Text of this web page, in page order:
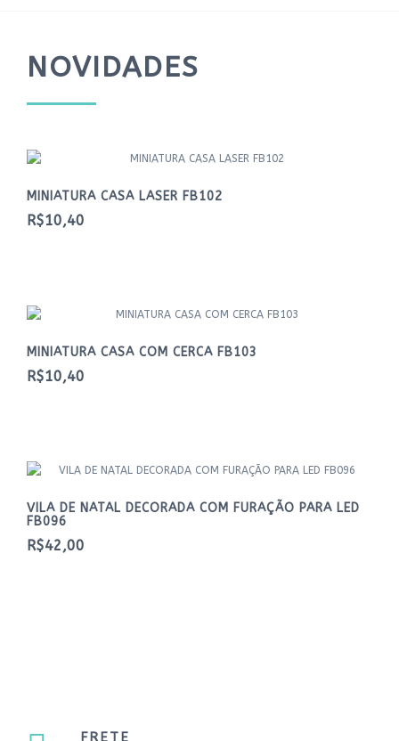
NOVIDADES
MINIATURA CASA LASER FB102
R$10,40
MINIATURA CASA COM CERCA FB103
R$10,40
VILA DE NATAL DECORADA COM FURAÇÃO PARA LED
FB096
R$42,00
FRETE